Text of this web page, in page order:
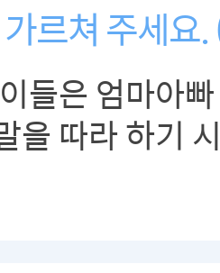
르쳐 주세
들은 엄마아
을 따라 하기